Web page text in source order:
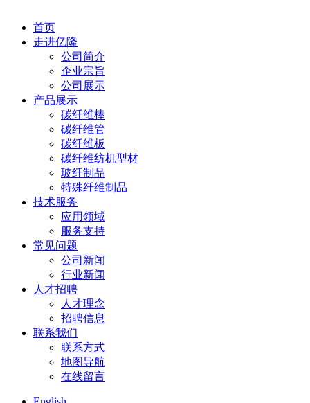
首页
走进亿隆
公司简介
企业宗旨
公司展示
产品展示
碳纤维棒
碳纤维管
碳纤维板
碳纤维纺机型材
玻纤制品
特殊纤维制品
技术服务
应用领域
服务支持
常见问题
公司新闻
行业新闻
人才招聘
人才理念
招聘信息
联系我们
联系方式
地图导航
在线留言